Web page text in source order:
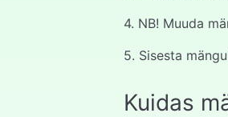
4. NB! Muuda
5. Sisesta
Kuidas